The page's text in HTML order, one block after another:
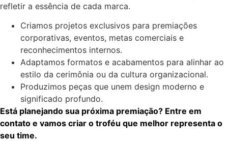
refletir a essência de cada marca.
Criamos projetos exclusivos para premiações
corporativas, eventos, metas comerciais e
reconhecimentos internos.
Adaptamos formatos e acabamentos para alinhar ao
estilo da cerimônia ou da cultura organizacional.
Produzimos peças que unem design moderno e
significado profundo.
Está planejando sua próxima premiação? Entre em
contato e vamos criar o troféu que melhor representa o
seu time.